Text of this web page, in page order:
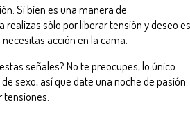
Si bien es una manera de
realizas sólo por liberar tensión y deseo es
acción en la cama.
señales? No te preocupes, lo único
sexo, así que date una noche de pasión